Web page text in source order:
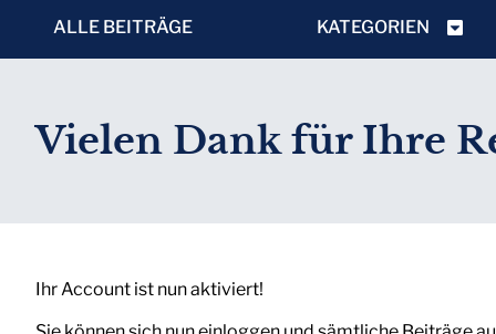
ALLE BEITRÄGE KATEGORIEN
Vielen Dank für Ihre
Ihr Account ist nun aktiviert!